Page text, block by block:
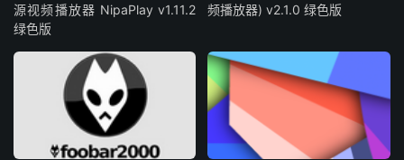
源视频播放器 NipaPlay v1.11.2
绿色版
频播放器) v2.1.0 绿色版